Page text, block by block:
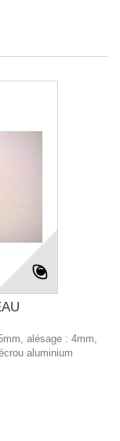
alésage : 4mm,
aluminium